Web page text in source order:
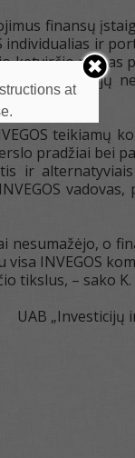
finansų
ir
ketvirčio
garantijų
teikiamų
pradžiai bei
ir
o
INVEGOS
tikslus, – sako
UAB „Investicijų
at